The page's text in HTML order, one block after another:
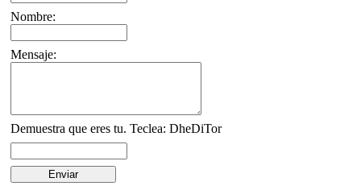
Nombre:
Mensaje:
Demuestra que eres tu. Teclea: DheDiTor